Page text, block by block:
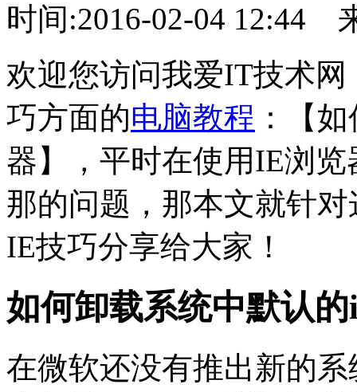
时间:2016-02-04 12:44
欢迎您访问我爱IT技术
巧方面的电脑教程 ：【
器】，平时在使用IE浏
那的问题，那本文就针
IE技巧分享给大家！
如何卸载系统中默认
在微软还没有推出新的